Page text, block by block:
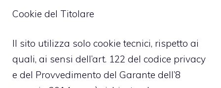
Cookie del Titolare
Il sito utilizza solo cookie tecnici, rispetto ai
quali, ai sensi dell’art. 122 del codice privacy
e del Provvedimento del Garante dell’8